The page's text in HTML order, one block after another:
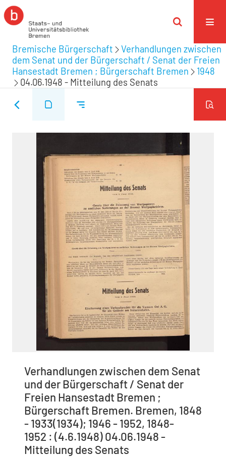
Bremische Bürgerschaft
Verhandlungen zwischen
dem Senat und der Bürgerschaft / Senat der Freien
Hansestadt Bremen ; Bürgerschaft Bremen
1948
04.06.1948 - Mitteilung des Senats
Verhandlungen zwischen dem Senat
und der Bürgerschaft / Senat der
Freien Hansestadt Bremen ;
Bürgerschaft Bremen. Bremen, 1848
- 1933(1934); 1946 - 1952, 1848-
1952 : (4.6.1948) 04.06.1948 -
Mitteilung des Senats